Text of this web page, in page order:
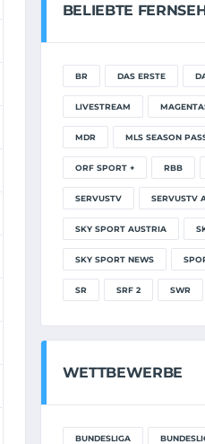
BELIEBTE
BR DAS ERSTE
LIVESTREAM
MDR MLS SEASON
ORF SPORT + RBB
SERVUSTV SERVUSTV
SKY SPORT AUSTRIA
SKY SPORT NEWS
SR SRF 2 SWR
WETTBEWERBE
BUNDESLIGA